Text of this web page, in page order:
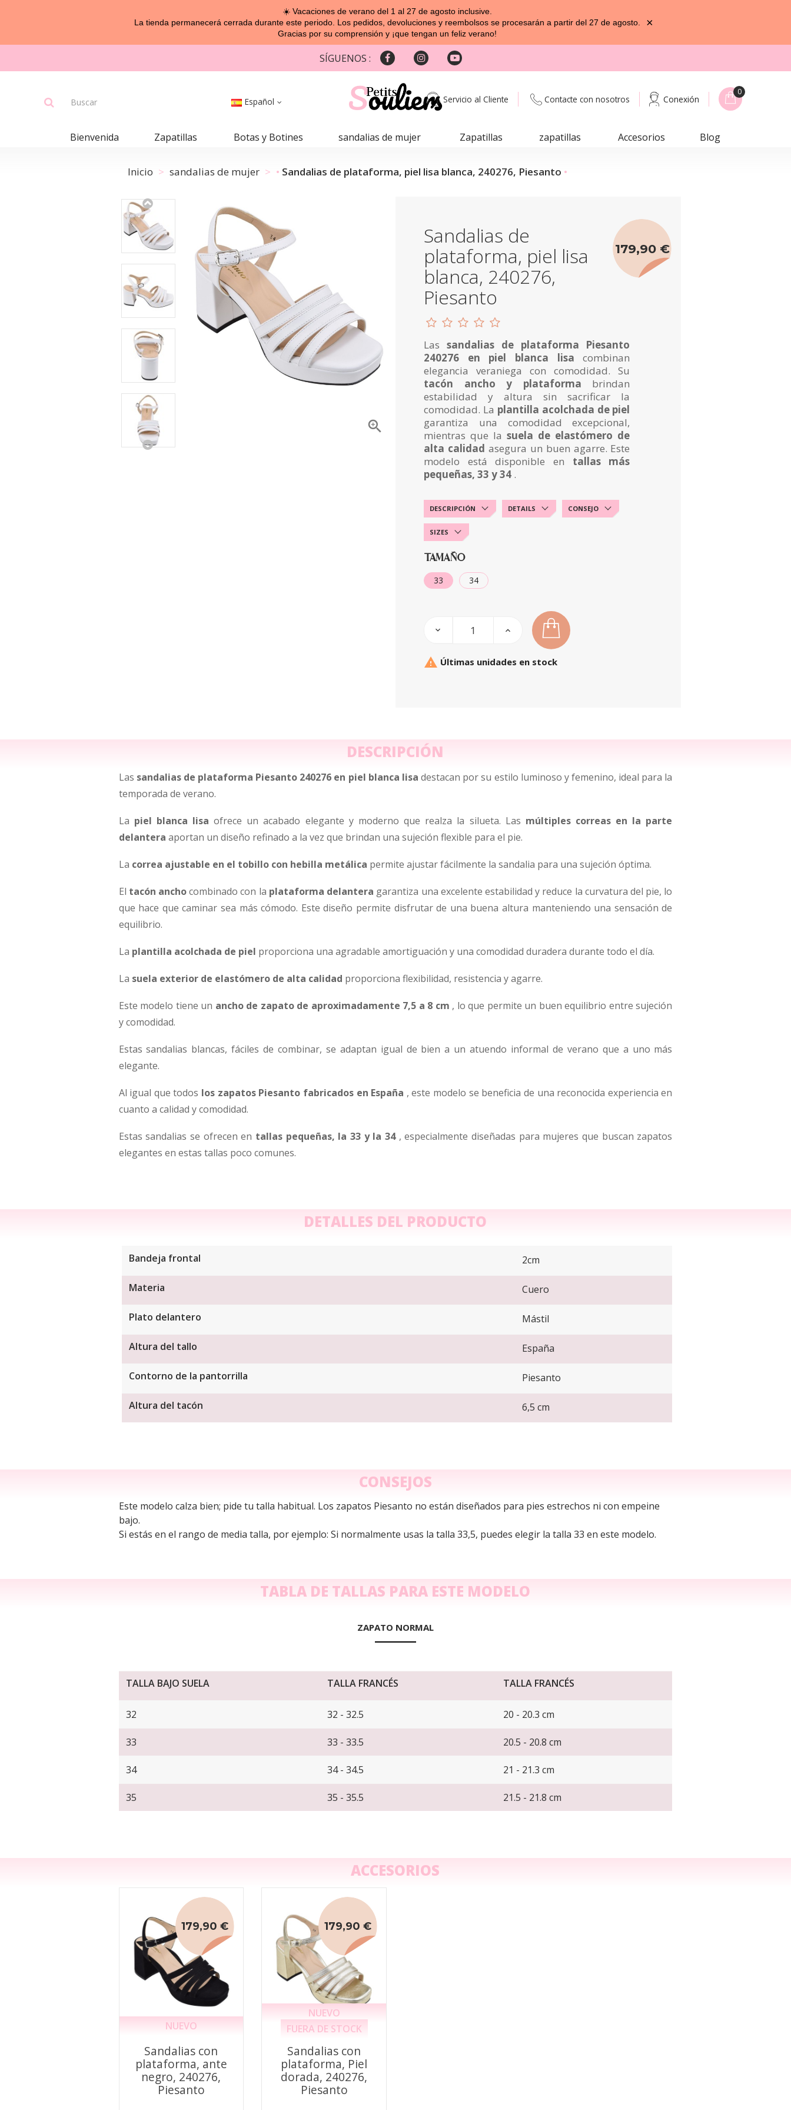
☀️ Vacaciones de verano del 1 al 27 de agosto inclusive.
La tienda permanecerá cerrada durante este periodo. Los pedidos, devoluciones y reembolsos se procesarán a partir del 27 de agosto.
Gracias por su comprensión y ¡que tengan un feliz verano!
×
SÍGUENOS :
Español Servicio al Cliente Contacte con nosotros Conexión
0
Bienvenida Zapatillas Botas y Botines sandalias de mujer Zapatillas zapatillas Accesorios Blog
Inicio sandalias de mujer Sandalias de plataforma, piel lisa blanca, 240276, Piesanto

Sandalias de
plataforma, piel lisa
blanca, 240276,
Piesanto
Las sandalias de plataforma Piesanto
240276 en piel blanca lisa combinan
elegancia veraniega con comodidad. Su
tacón ancho y plataforma brindan
estabilidad y altura sin sacrificar la
comodidad. La plantilla acolchada de piel
garantiza una comodidad excepcional,
mientras que lasuela de elastómero de
alta calidad asegura un buen agarre. Este
modelo está disponible en tallas más
pequeñas, 33 y 34.
179,90 €
DESCRIPCIÓN DETAILS CONSEJO
SIZES
TAMAÑO
33 34
 Últimas unidades en stock
DESCRIPCIÓN
Las sandalias de plataforma Piesanto 240276 en piel blanca lisa destacan por su estilo luminoso y femenino, ideal para la
temporada de verano.
La piel blanca lisa ofrece un acabado elegante y moderno que realza la silueta. Las múltiples correas en la parte
delantera aportan un diseño refinado a la vez que brindan una sujeción flexible para el pie.
La correa ajustable en el tobillo con hebilla metálica permite ajustar fácilmente la sandalia para una sujeción óptima.
El tacón anchocombinado con la plataforma delantera garantiza una excelente estabilidad y reduce la curvatura del pie, lo
que hace que caminar sea más cómodo. Este diseño permite disfrutar de una buena altura manteniendo una sensación de
equilibrio.
La plantilla acolchada de piel proporciona una agradable amortiguación y una comodidad duradera durante todo el día.
La suela exterior de elastómero de alta calidad proporciona flexibilidad, resistencia y agarre.
Este modelo tiene un ancho de zapato de aproximadamente 7,5 a 8 cm , lo que permite un buen equilibrio entre sujeción
y comodidad.
Estas sandalias blancas, fáciles de combinar, se adaptan igual de bien a un atuendo informal de verano que a uno más
elegante.
Al igual que todos los zapatos Piesanto fabricados en España , este modelo se beneficia de una reconocida experiencia en
cuanto a calidad y comodidad.
Estas sandalias se ofrecen en tallas pequeñas, la 33 y la 34, especialmente diseñadas para mujeres que buscan zapatos
elegantes en estas tallas poco comunes.
DETALLES DEL PRODUCTO
Bandeja frontal 2cm
Materia Cuero
Plato delantero Mástil
Altura del tallo España
Contorno de la pantorrilla Piesanto
Altura del tacón 6,5 cm
CONSEJOS
Este modelo calza bien; pide tu talla habitual. Los zapatos Piesanto no están diseñados para pies estrechos ni con empeine
bajo.
Si estás en el rango de media talla, por ejemplo: Si normalmente usas la talla 33,5, puedes elegir la talla 33 en este modelo.
TABLA DE TALLAS PARA ESTE MODELO
ZAPATO NORMAL
TALLA BAJO SUELA TALLA FRANCÉS TALLA FRANCÉS
32 32 - 32.5 20 - 20.3 cm
33 33 - 33.5 20.5 - 20.8 cm
34 34 - 34.5 21 - 21.3 cm
35 35 - 35.5 21.5 - 21.8 cm
ACCESORIOS
NUEVO
Sandalias con
plataforma, ante
negro, 240276,
Piesanto
179,90 €
NUEVO
FUERA DE STOCK
Sandalias con
plataforma, Piel
dorada, 240276,
Piesanto
179,90 €